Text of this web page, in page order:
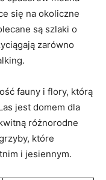
się na okoliczne
są szlaki o
zarówno
fauny i flory, którą
jest domem dla
różnorodne
które
i jesiennym.